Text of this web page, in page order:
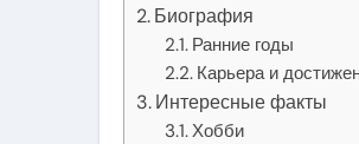
Биография
Ранние годы
Карьера и
Интересные факты
Хобби